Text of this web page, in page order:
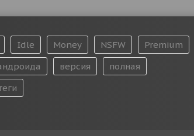
Idle Money NSFW Premium
версия
полная